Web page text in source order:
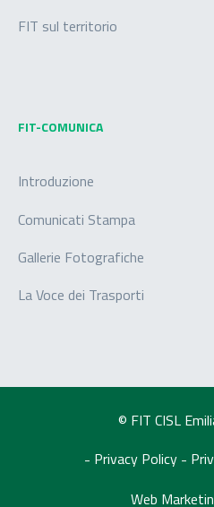
FIT sul territorio
FIT-COMUNICA
Introduzione
Comunicati Stampa
Gallerie Fotografiche
La Voce dei Trasporti
© FIT CISL
- Privacy Policy -
Web